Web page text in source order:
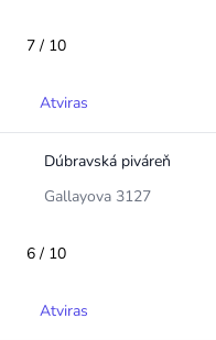
7 / 10
Atviras
Dúbravská piváreň
Gallayova 3127
6 / 10
Atviras